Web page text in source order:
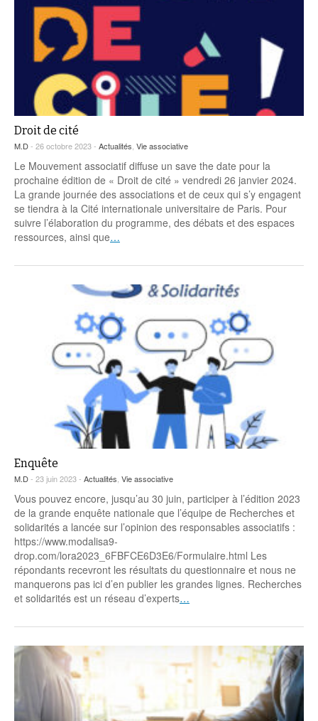
Droit de cité
M.D- 26 octobre 2023 - Actualités, Vie associative
Le Mouvement associatif diffuse un save the date pour la
prochaine édition de « Droit de cité » vendredi 26 janvier 2024.
La grande journée des associations et de ceux qui s’y engagent
se tiendra à la Cité internationale universitaire de Paris. Pour
suivre l’élaboration du programme, des débats et des espaces
ressources, ainsi que…
Enquête
M.D- 23 juin 2023 - Actualités Vie associative
Vous pouvez encore, jusqu’au 30 juin, participer à l’édition 2023
de la grande enquête nationale que l’équipe de Recherches et
solidarités a lancée sur l’opinion des responsables associatifs :
https://www.modalisa9-
drop.com/lora2023_6FBFCE6D3E6/Formulaire.html Les
répondants recevront les résultats du questionnaire et nous ne
manquerons pas ici d’en publier les grandes lignes. Recherches
et solidarités est un réseau d’experts…